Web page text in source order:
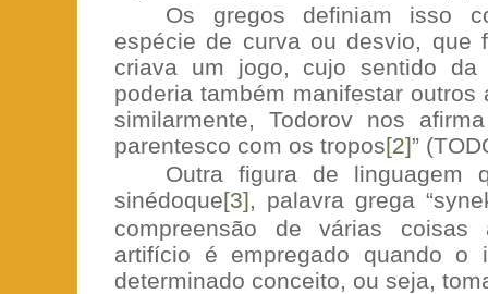
Os gregos definiam isso
espécie de curva ou desvio, que
criava um jogo, cujo sentido
poderia também manifestar
similarmente, Todorov nos
parentesco com os tropos[2]”
Outra figura de linguagem
sinédoque[3] , palavra grega
compreensão de várias
artifício é empregado quando o
determinado conceito, ou seja,